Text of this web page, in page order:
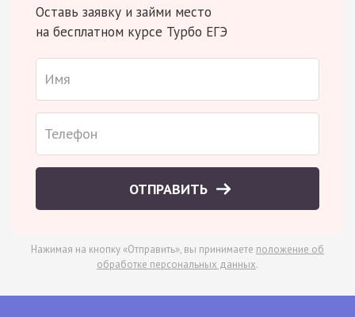
Оставь заявку и займи место
на бесплатном курсе Турбо ЕГЭ
ОТПРАВИТЬ
Нажимая на кнопку «Отправить», вы принимаете положение об
обработке персональных данных.